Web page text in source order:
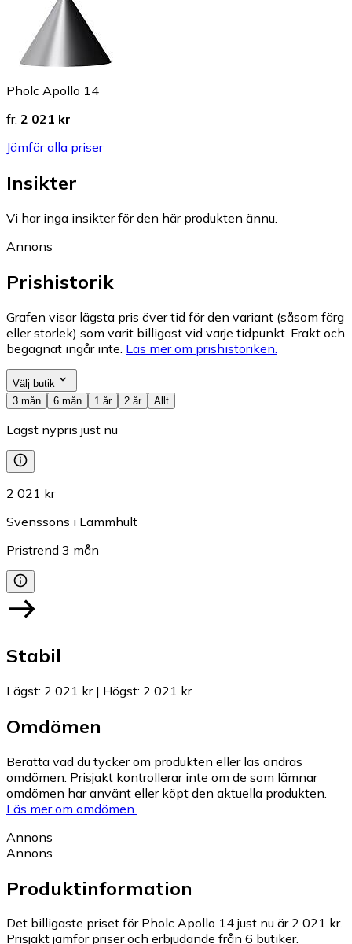
Pholc Apollo 14
fr. 2 021 kr
Jämför alla priser
Insikter
Vi har inga insikter för den här produkten ännu.
Annons
Prishistorik
Grafen visar lägsta pris över tid för den variant (såsom färg
eller storlek) som varit billigast vid varje tidpunkt. Frakt och
begagnat ingår inte. Läs mer om prishistoriken.
Välj butik
3 mån
6 mån 1 år 2 år Allt
Lägst nypris just nu
2 021 kr
Svenssons i Lammhult
Pristrend 3 mån
Stabil
Lägst: 2 021 kr| Högst: 2 021 kr
Omdömen
Berätta vad du tycker om produkten eller läs andras
omdömen. Prisjakt kontrollerar inte om de som lämnar
omdömen har använt eller köpt den aktuella produkten.
Läs mer om omdömen.
Annons
Annons
Produktinformation
Det billigaste priset för Pholc Apollo 14 just nu är 2 021 kr.
Prisjakt jämför priser och erbjudande från 6 butiker.